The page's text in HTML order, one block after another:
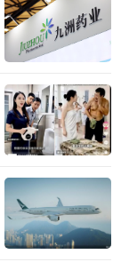
长、香港铜
领袖基金会
商领袖俱乐
湾集团，向
迎和诚挚感
与鼓励，更
完善机制、